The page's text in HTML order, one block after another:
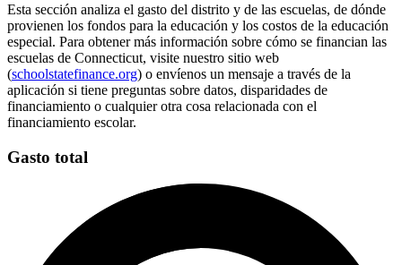
Esta sección analiza el gasto del distrito y de las escuelas, de dónde
provienen los fondos para la educación y los costos de la educación
especial. Para obtener más información sobre cómo se financian las
escuelas de Connecticut, visite nuestro sitio web
(schoolstatefinance.org) o envíenos un mensaje a través de la
aplicación si tiene preguntas sobre datos, disparidades de
financiamiento o cualquier otra cosa relacionada con el
financiamiento escolar.
Gasto total